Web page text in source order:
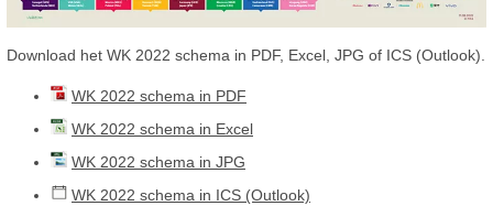
Download het WK 2022 schema in PDF, Excel, JPG of ICS (Outlook).
WK 2022 schema in PDF
WK 2022 schema in Excel
WK 2022 schema in JPG
WK 2022 schema in ICS (Outlook)